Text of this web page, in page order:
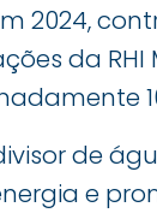
2024,
da
de
e